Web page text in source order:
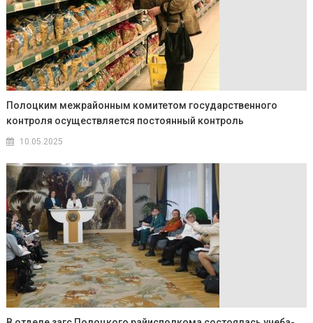
Полоцким межрайон­ным комитетом государственного
контроля осуществляется постоянный контроль
10.05.2025